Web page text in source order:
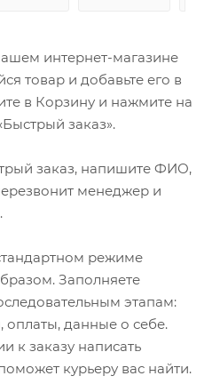
интернет-магазине
товар и добавьте его в
в Корзину и нажмите на
заказ».
заказ, напишите ФИО,
менеджер и
режиме
Заполняете
этапам:
оплаты, данные о себе.
к заказу написать
курьеру вас найти.